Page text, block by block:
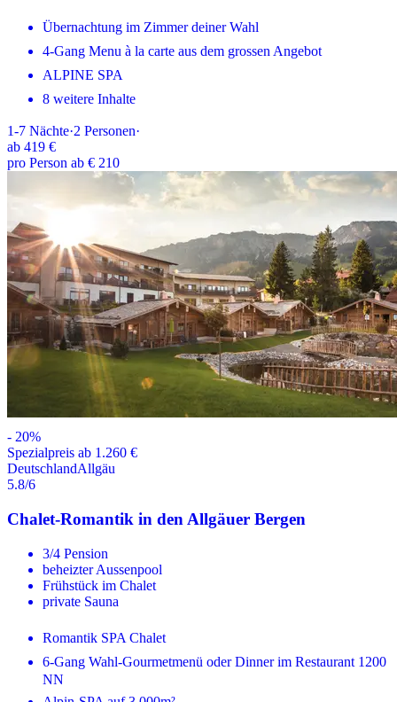
Übernachtung im Zimmer deiner Wahl
4-Gang Menu à la carte aus dem grossen Angebot
ALPINE SPA
8 weitere Inhalte
1-7 Nächte·2 Personen·
ab 419 €
pro Person ab € 210
- 20%
Spezialpreis ab 1.260 €
DeutschlandAllgäu
5.8/6
Chalet-Romantik in den Allgäuer Bergen
3/4 Pension
beheizter Aussenpool
Frühstück im Chalet
private Sauna
Romantik SPA Chalet
6-Gang Wahl-Gourmetmenü oder Dinner im Restaurant 1200
NN